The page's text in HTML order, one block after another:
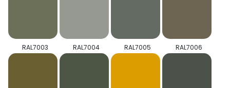
RAL7003 RAL7004 RAL7005 RAL7006